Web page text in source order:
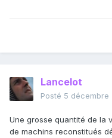
Lancelot
Posté 5 décembre
Une grosse quantité de la
de machins reconstitués